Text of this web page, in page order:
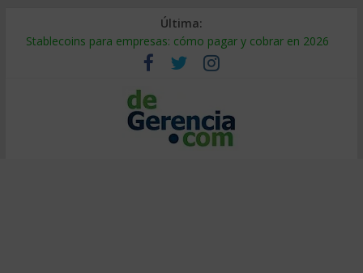
Última:
Stablecoins para empresas: cómo pagar y cobrar en 2026
Despido silencioso: qué es y por qué sale tan caro
IA en selección de personal: cómo auditarla a tiempo
Trabajo forzoso en la cadena de suministro: qué hacer
Mercado hispano de EE. UU.: cómo segmentarlo y venderle